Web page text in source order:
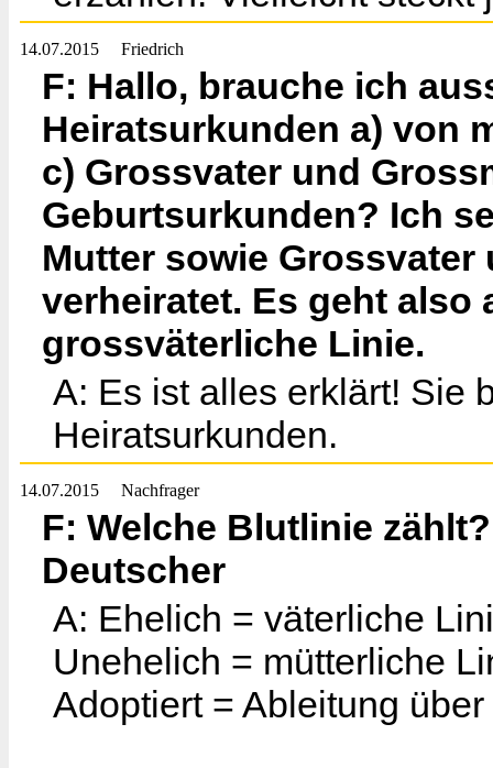
14.07.2015 Friedrich
F: Hallo, brauche ich
Heiratsurkunden a) von
c) Grossvater und
Geburtsurkunden? Ich
Mutter sowie
verheiratet. Es geht also
grossväterliche Linie.
A: Es ist alles erklärt! Sie
Heiratsurkunden.
14.07.2015 Nachfrager
F: Welche Blutlinie
Deutscher
A: Ehelich = väterliche
Unehelich = mütterliche
Adoptiert = Ableitung